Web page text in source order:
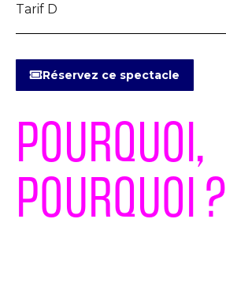
Tarif D
Réservez ce spectacle
POURQUOI,
POURQUOI ?